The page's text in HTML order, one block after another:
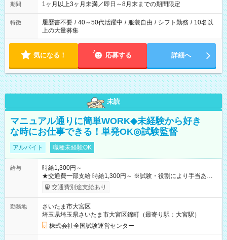
期間 1ヶ月以上3ヶ月未満／即日～8月末までの期間限定
特徴 履歴書不要 / 40～50代活躍中 / 服装自由 / シフト勤務 / 10名以
上の大量募集
気になる！ 応募する 詳細へ
未読
マニュアル通りに簡単WORK◆未経験から好き
な時にお仕事できる！単発OK◎試験監督
アルバイト 職種未経験OK
給与
時給1,300円～
★交通費一部支給 時給1,300円～ ※試験・役割により手当あり
※勤務回数により昇給あり 【即給（前払い）オプションあ
り！】 希望される場合、勤務から1週間ほどで給与の一部を受け
例】 ・河合塾模擬試験 8:30～17:30（休憩1時間） 時給1,300円
×8時間＝日収10,400円＋交通費 ※当日の役割により時給＋100
円の場合あり ・国家試験 7:00～13:30（休憩なし） 時給1,300
円（役割手当＋100円）×6時間＝日収8,400円＋交通費 【試用期
交通費別途支給あり
勤務地
さいたま市大宮区
埼玉県埼玉県さいたま市大宮区錦町（最寄り駅：大宮駅）
株式会社全国試験運営センター